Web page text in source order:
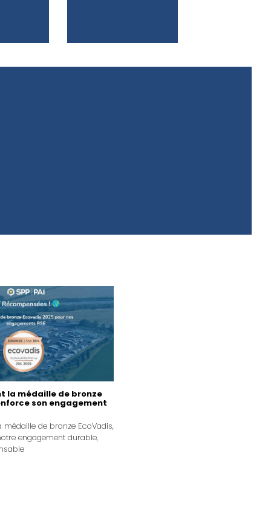
la médaille de bronze
son engagement
médaille de bronze EcoVadis,
engagement durable,